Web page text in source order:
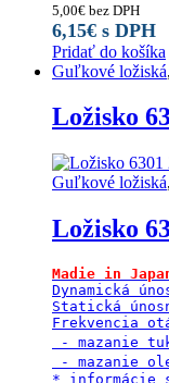
5,00€ bez DPH
6,15€ s DPH
Pridať do košíka
Guľkové ložiská,
Ložisko
Guľkové ložiská,
Ložisko
Madie in
Dynamická
Statická
Frekvencia
- mazanie
- mazanie